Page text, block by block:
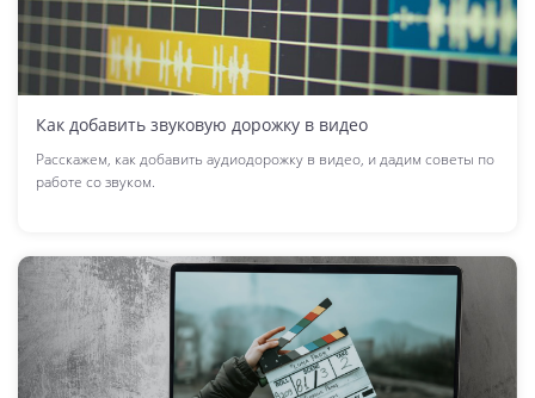
Как добавить звуковую дорожку в видео
Расскажем, как добавить аудиодорожку в видео, и дадим советы по
работе со звуком.